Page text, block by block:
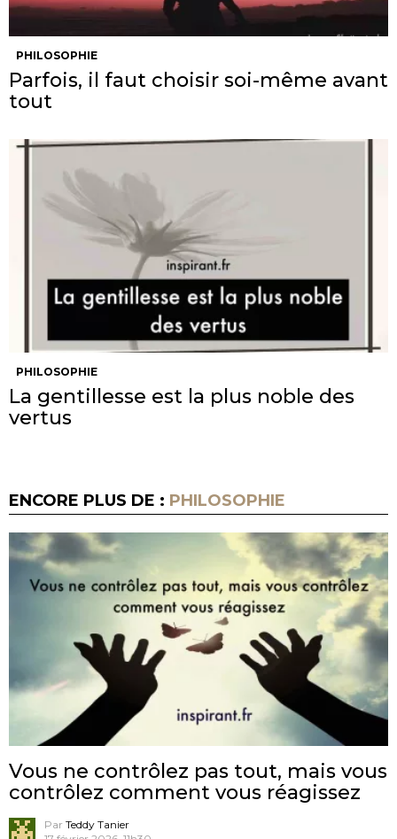
PHILOSOPHIE
Parfois, il faut choisir soi-même avant
tout
PHILOSOPHIE
La gentillesse est la plus noble des
vertus
ENCORE PLUS DE : PHILOSOPHIE
Vous ne contrôlez pas tout, mais vous
contrôlez comment vous réagissez
Par Teddy Tanier